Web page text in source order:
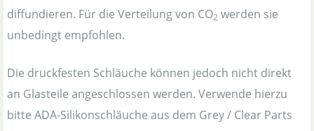
diffundieren. Für die Verteilung von CO2 werden sie
unbedingt empfohlen.
Die druckfesten Schläuche können jedoch nicht direkt
an Glasteile angeschlossen werden. Verwende hierzu
bitte ADA-Silikonschläuche aus dem Grey / Clear Parts